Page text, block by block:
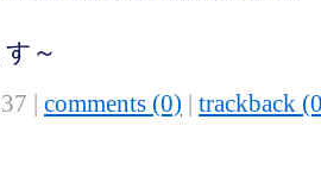
～
| comments (0) trackback